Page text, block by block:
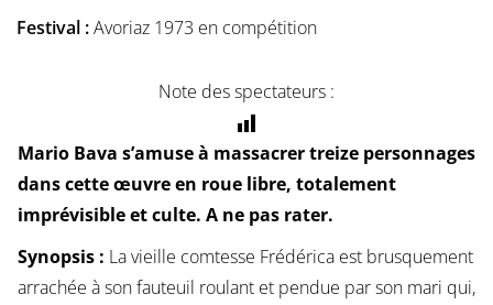
Festival :Avoriaz 1973 en compétition
Note des spectateurs :
Mario Bava s’amuse à massacrer treize personnages
dans cette œuvre en roue libre, totalement
imprévisible et culte. A ne pas rater.
Synopsis : La vieille comtesse Frédérica est brusquement
arrachée à son fauteuil roulant et pendue par son mari qui,